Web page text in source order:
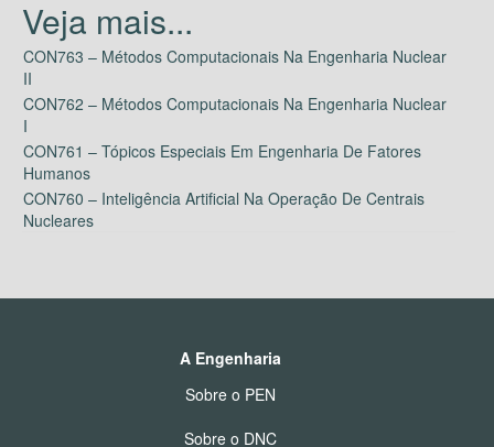
CON763 – Métodos Computacionais Na Engenharia Nuclear
II
CON762 – Métodos Computacionais Na Engenharia Nuclear
I
CON761 – Tópicos Especiais Em Engenharia De Fatores
Humanos
CON760 – Inteligência Artificial Na Operação De Centrais
Nucleares
A Engenharia
Sobre o PEN
Sobre o DNC